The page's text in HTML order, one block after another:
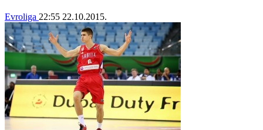
Evroliga 22:55 22.10.2015.